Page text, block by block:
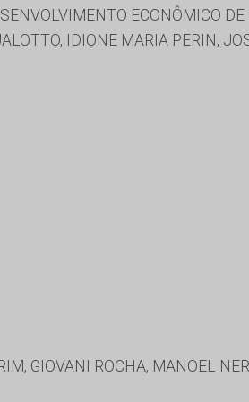
ECONÔMICO
IDIONE MARIA PERIN,
GIOVANI ROCHA, MANOEL